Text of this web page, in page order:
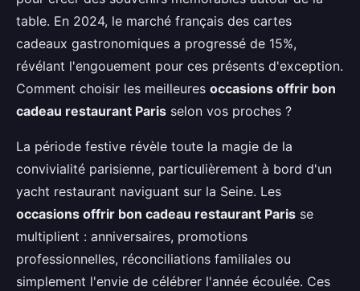
table. En 2024, le marché français des cartes
cadeaux gastronomiques a progressé de 15%,
révélant l'engouement pour ces présents d'exception.
Comment choisir les meilleures occasions offrir bon
cadeau restaurant Paris selon vos proches ?
La période festive révèle toute la magie de la
convivialité parisienne, particulièrement à bord d'un
yacht restaurant naviguant sur la Seine. Les
occasions offrir bon cadeau restaurant Paris se
multiplient : anniversaires, promotions
professionnelles, réconciliations familiales ou
simplement l'envie de célébrer l'année écoulée. Ces